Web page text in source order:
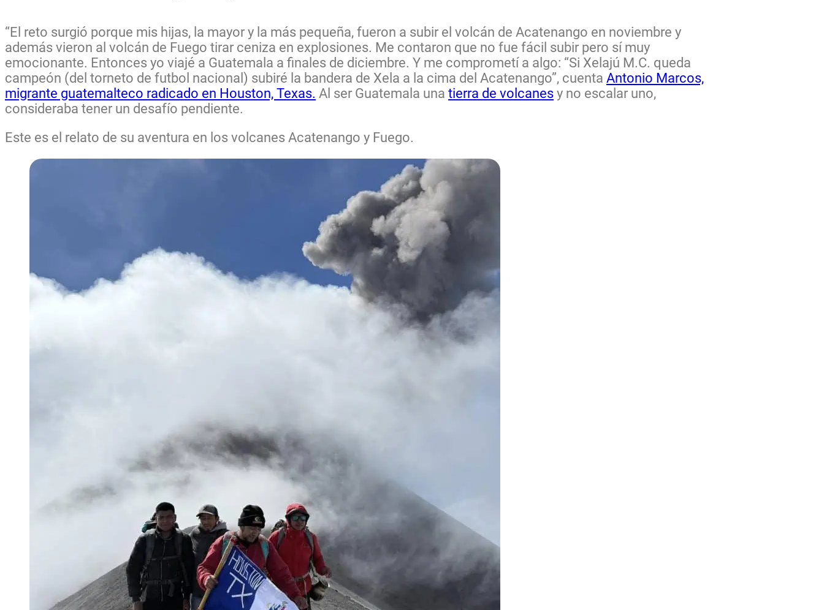
“El reto surgió porque mis hijas, la mayor y la más pequeña, fueron a subir el volcán de Acatenango en noviembre y
además vieron al volcán de Fuego tirar ceniza en explosiones. Me contaron que no fue fácil subir pero sí muy
emocionante. Entonces yo viajé a Guatemala a finales de diciembre. Y me comprometí a algo: “Si Xelajú M.C. queda
campeón (del torneto de futbol nacional) subiré la bandera de Xela a la cima del Acatenango”, cuenta Antonio Marcos,
migrante guatemalteco radicado en Houston, Texas. Al ser Guatemala una tierra de volcanes y no escalar uno,
consideraba tener un desafío pendiente.
Este es el relato de su aventura en los volcanes Acatenango y Fuego.